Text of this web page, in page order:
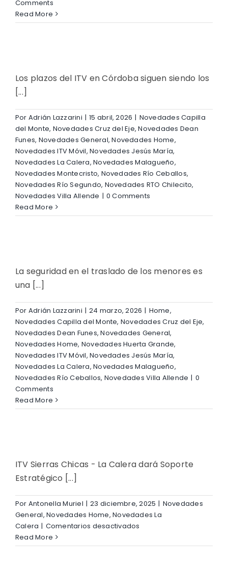
Comments
Read More
Los plazos del ITV en Córdoba siguen siendo los
[...]
Por Adrián Lazzarini | 15 abril, 2026 | Novedades Capilla
del Monte, Novedades Cruz del Eje,Novedades Dean
Funes, Novedades General,Novedades Home,
Novedades ITV Móvil,Novedades Jesús María,
Novedades La Calera,Novedades Malagueño,
Novedades Montecristo, Novedades Río Ceballos,
Novedades Río Segundo, Novedades RTO Chilecito,
Novedades Villa Allende | 0 Comments
Read More
La seguridad en el traslado de los menores es
una [...]
Por Adrián Lazzarini | 24 marzo, 2026 | Home,
Novedades Capilla del Monte, Novedades Cruz del Eje,
Novedades Dean Funes,Novedades General,
Novedades Home, Novedades Huerta Grande,
Novedades ITV Móvil,Novedades Jesús María,
Novedades La Calera,Novedades Malagueño,
Novedades Río Ceballos, Novedades Villa Allende | 0
Comments
Read More
ITV Sierras Chicas - La Calera dará Soporte
Estratégico [...]
Por Antonella Muriel | 23 diciembre, 2025 | Novedades
General,Novedades Home,Novedades La
Calera | Comentarios desactivados
convenio
Read More